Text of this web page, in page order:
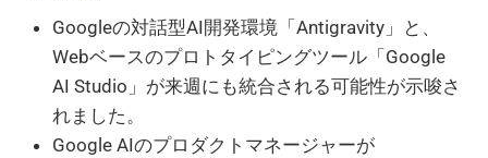
Googleの対話型AI開発環境「Antigravity」と、
Webベースのプロトタイピングツール「Google
AI Studio」が来週にも統合される可能性が示唆さ
れました。
Google AIのプロダクトマネージャーが